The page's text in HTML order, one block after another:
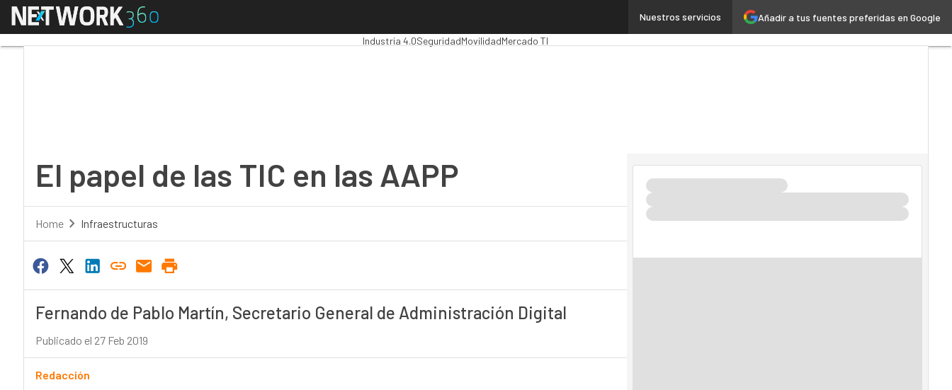
Añadir a tus fuentes preferidas en Google
Nuestros servicios
Menú CloudInteligencia Artificial
Industria 4.0SeguridadMovilidadMercado TI
El papel de las TIC en las AAPP
Home Infraestructuras
Fernando de Pablo Martín, Secretario General de Administración Digital
Publicado el 27 Feb 2019
Redacción